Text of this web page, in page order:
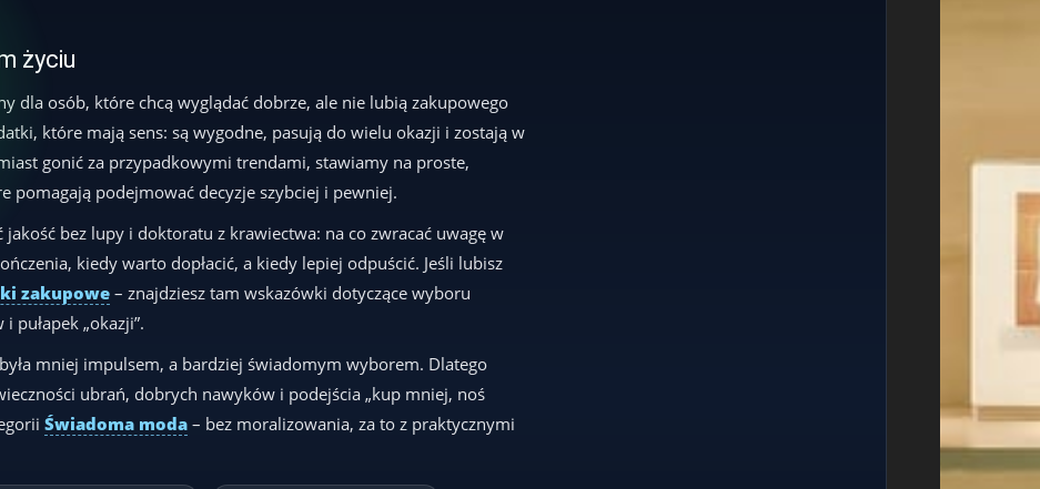
życiu
dla osób, które chcą wyglądać dobrze, ale nie lubią zakupowego
które mają sens: są wygodne, pasują do wielu okazji i zostają w
gonić za przypadkowymi trendami, stawiamy na proste,
pomagają podejmować decyzje szybciej i pewniej.
bez lupy i doktoratu z krawiectwa: na co zwracać uwagę w
kiedy warto dopłacić, a kiedy lepiej odpuścić. Jeśli lubisz
zakupowe– znajdziesz tam wskazówki dotyczące wyboru
pułapek „okazji”.
mniej impulsem, a bardziej świadomym wyborem. Dlatego
ubrań, dobrych nawyków i podejścia „kup mniej, noś
Świadoma moda – bez moralizowania, za to z praktycznymi